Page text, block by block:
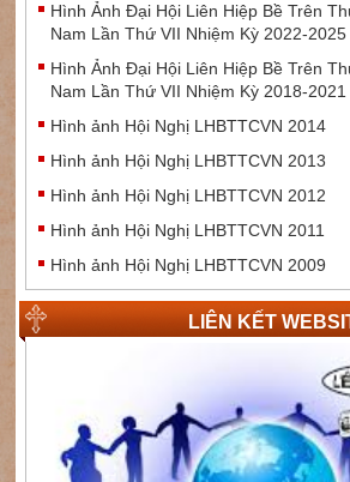
Hình Ảnh Đại Hội Liên Hiệp Bề Trên
Nam Lần Thứ VII Nhiệm Kỳ 2022-2025
Hình Ảnh Đại Hội Liên Hiệp Bề Trên
Nam Lần Thứ VII Nhiệm Kỳ 2018-2021
Hình ảnh Hội Nghị LHBTTCVN 2014
Hình ảnh Hội Nghị LHBTTCVN 2013
Hình ảnh Hội Nghị LHBTTCVN 2012
Hình ảnh Hội Nghị LHBTTCVN 2011
Hình ảnh Hội Nghị LHBTTCVN 2009
LIÊN KẾT